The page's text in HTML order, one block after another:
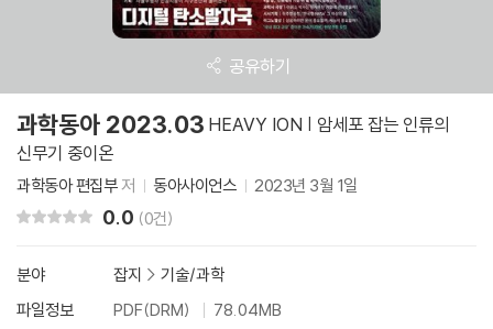
공유하기
과학동아 2023.03 HEAVY ION | 암세포 잡는 인류의
신무기 중이온
과학동아 편집부저 동아사이언스 2023년 3월 1일
0.0 (0건)
분야 잡지 > 기술/과학
파일정보
PDF(DRM)
78.04MB